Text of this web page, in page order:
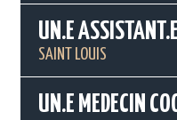
UN.E
SAINT LOUIS
UN.E MEDECIN